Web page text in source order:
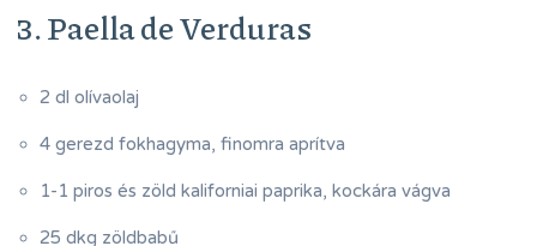
3. Paella de Verduras
2 dl olívaolaj
4 gerezd fokhagyma, finomra aprítva
1-1 piros és zöld kaliforniai paprika, kockára vágva
25 dkg zöldbabű